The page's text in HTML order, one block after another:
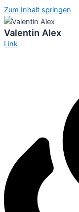
Zum Inhalt springen
Valentin Alex
Link